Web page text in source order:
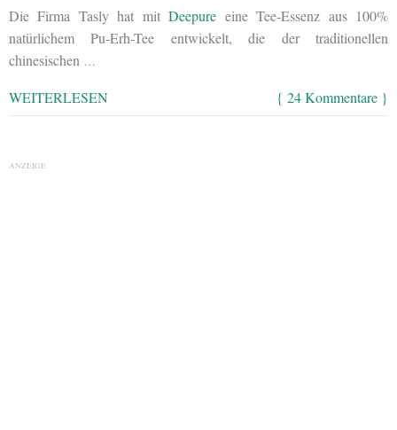
Die Firma Tasly hat mitDeepure eine Tee-Essenz aus 100%
natürlichem Pu-Erh-Tee entwickelt, die der traditionellen
chinesischen …
WEITERLESEN { 24 Kommentare }
ANZEIGE